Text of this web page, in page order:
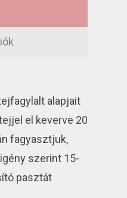
alapjait
el keverve 20
fagyasztjuk,
szerint 15-
pasztát